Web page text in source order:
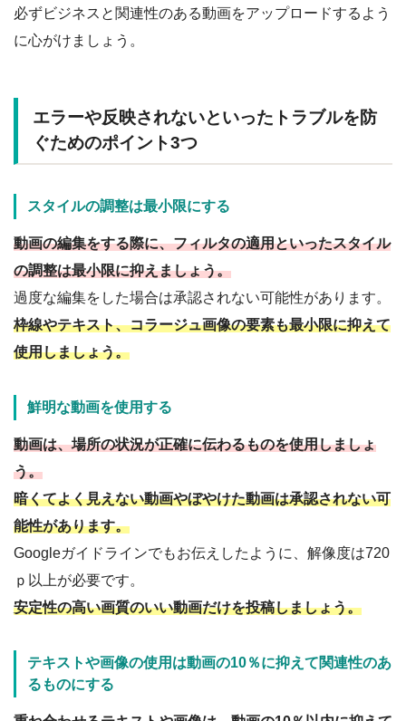
必ずビジネスと関連性のある動画をアップロードするよう
に心がけましょう。
エラーや反映されないといったトラブルを防
ぐためのポイント3つ
スタイルの調整は最小限にする
動画の編集をする際に、フィルタの適用といったスタイル
の調整は最小限に抑えましょう。
過度な編集をした場合は承認されない可能性があります。
枠線やテキスト、コラージュ画像の要素も最小限に抑えて
使用しましょう。
鮮明な動画を使用する
動画は、場所の状況が正確に伝わるものを使用しましょ
う。
暗くてよく見えない動画やぼやけた動画は承認されない可
能性があります。
Googleガイドラインでもお伝えしたように、解像度は720
ｐ以上が必要です。
安定性の高い画質のいい動画だけを投稿しましょう。
テキストや画像の使用は動画の10％に抑えて関連性のあ
るものにする